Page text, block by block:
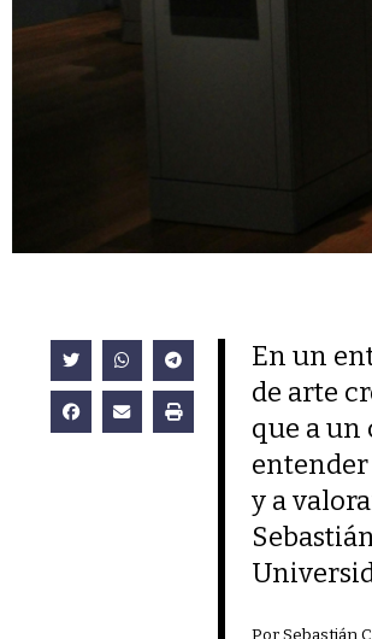
En un
de arte
que a un
y a